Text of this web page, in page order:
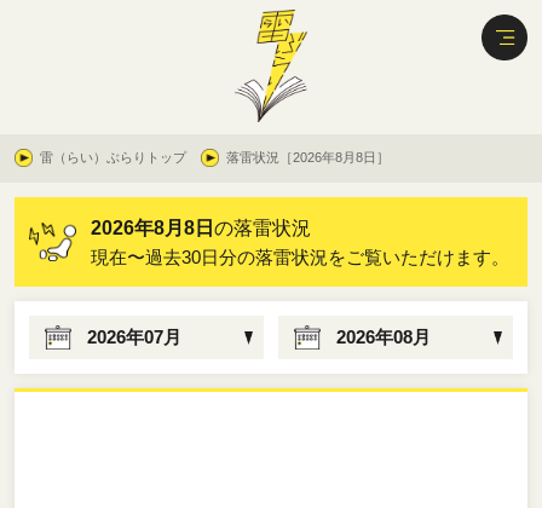
雷（らい）ぶらりトップ 落雷状況［2026年8月8日］
2026年8月8日の落雷状況
現在〜過去30日分の落雷状況をご覧いただけます。
2026年07月 2026年08月